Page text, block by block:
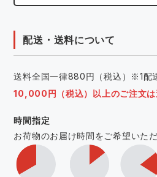
配送・送料について
送料全国一律880円（税込）※1配
10,000円（税込）以上のご注文は
時間指定
お荷物のお届け時間をご希望いただ